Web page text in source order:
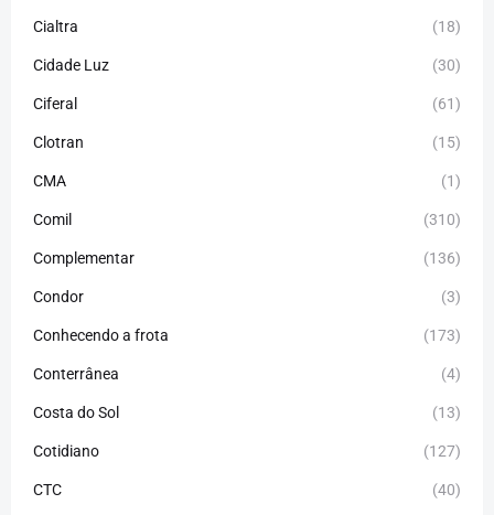
Cialtra (18)
Cidade Luz (30)
Ciferal (61)
Clotran (15)
CMA (1)
Comil (310)
Complementar (136)
Condor (3)
Conhecendo a frota (173)
Conterrânea (4)
Costa do Sol (13)
Cotidiano (127)
CTC (40)